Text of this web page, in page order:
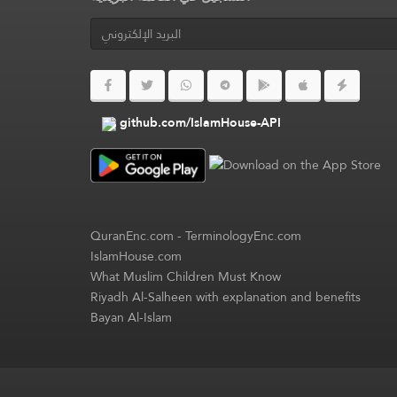
github.com/IslamHouse-API
QuranEnc.com-TerminologyEnc.com
IslamHouse.com
What Muslim Children Must Know
Riyadh Al-Salheen with explanation and benefits
Bayan Al-Islam